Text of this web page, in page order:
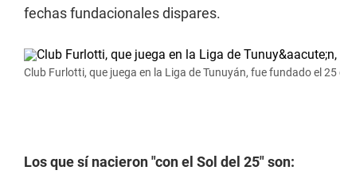
fechas fundacionales dispares.
Club Furlotti, que juega en la Liga de Tunuyán, fue fundado el 25
Los que sí nacieron "con el Sol del 25" son: